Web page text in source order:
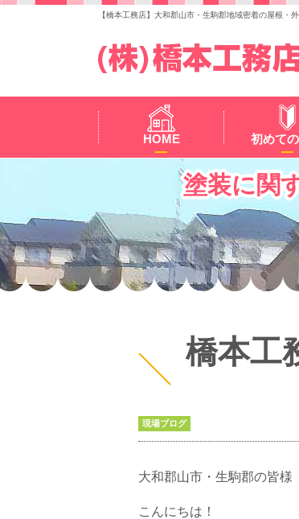
【橋本工務店】大和郡山市・生駒郡地域密着の屋根・
HOME 初めて
塗装に関
橋本工
現場ブログ
大和郡山市・生駒郡の皆様
こんにちは！